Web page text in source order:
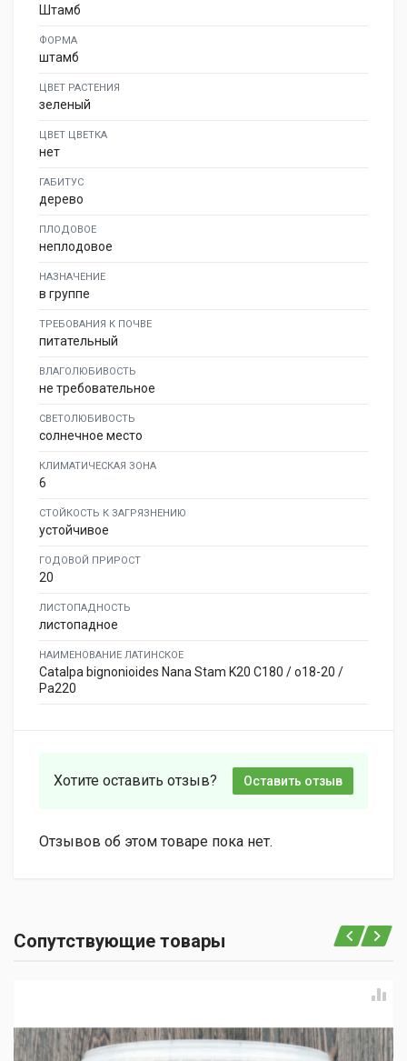
Штамб
ФОРМА
штамб
ЦВЕТ РАСТЕНИЯ
зеленый
ЦВЕТ ЦВЕТКА
нет
ГАБИТУС
дерево
ПЛОДОВОЕ
неплодовое
НАЗНАЧЕНИЕ
в группе
ТРЕБОВАНИЯ К ПОЧВЕ
питательный
ВЛАГОЛЮБИВОСТЬ
не требовательное
СВЕТОЛЮБИВОСТЬ
солнечное место
КЛИМАТИЧЕСКАЯ ЗОНА
6
СТОЙКОСТЬ К ЗАГРЯЗНЕНИЮ
устойчивое
ГОДОВОЙ ПРИРОСТ
20
ЛИСТОПАДНОСТЬ
листопадное
НАИМЕНОВАНИЕ ЛАТИНСКОЕ
Catalpa bignonioides Nana Stam K20 C180 / o18-20 /
Pa220
Хотите оставить отзыв? Оставить отзыв
Отзывов об этом товаре пока нет.
Сопутствующие товары